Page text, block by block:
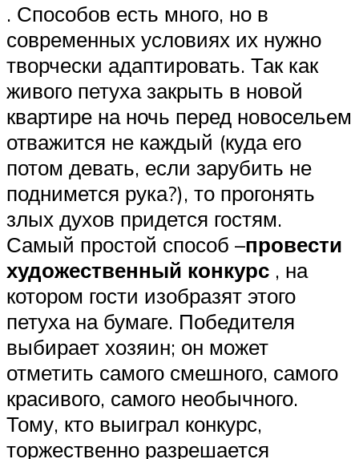
. Способов есть много, но в
современных условиях их нужно
творчески адаптировать. Так как
живого петуха закрыть в новой
квартире на ночь перед новосельем
отважится не каждый (куда его
потом девать, если зарубить не
поднимется рука?), то прогонять
злых духов придется гостям.
Самый простой способ –провести
художественный конкурс , на
котором гости изобразят этого
петуха на бумаге. Победителя
выбирает хозяин; он может
отметить самого смешного, самого
красивого, самого необычного.
Тому, кто выиграл конкурс,
торжественно разрешается